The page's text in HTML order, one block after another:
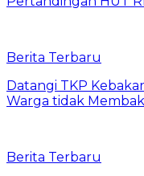
Berita Terbaru
Datangi TKP
Warga tidak
Berita Terbaru